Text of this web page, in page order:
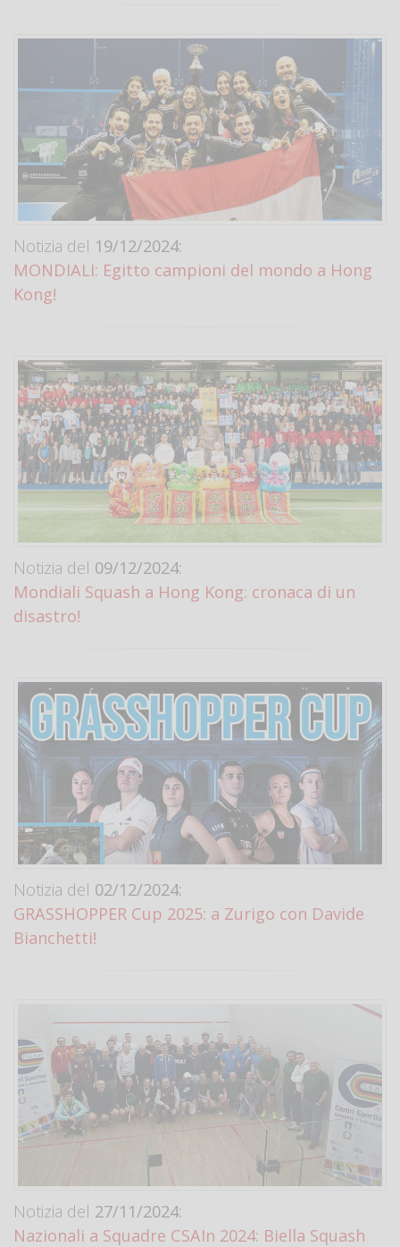
Notizia del 19/12/2024:
MONDIALI: Egitto campioni del mondo a Hong
Kong!
Notizia del 09/12/2024:
Mondiali Squash a Hong Kong: cronaca di un
disastro!
Notizia del 02/12/2024:
GRASSHOPPER Cup 2025: a Zurigo con Davide
Bianchetti!
Notizia del 27/11/2024:
Nazionali a Squadre CSAIn 2024: Biella Squash